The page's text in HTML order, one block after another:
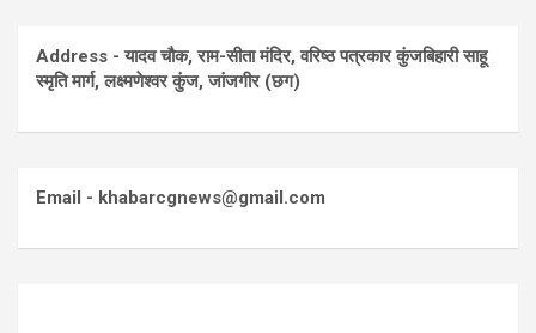
Address - यादव चौक, राम-सीता मंदिर, वरिष्ठ पत्रकार कुंजबिहारी साहू
स्मृति मार्ग, लक्ष्मणेश्वर कुंज, जांजगीर (छग)
Email - khabarcgnews@gmail.com